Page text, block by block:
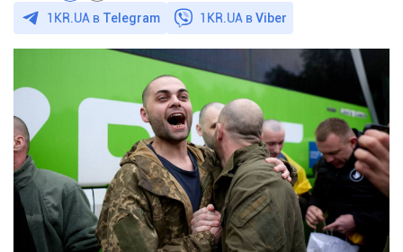
1KR.UA в Telegram 1KR.UA вViber